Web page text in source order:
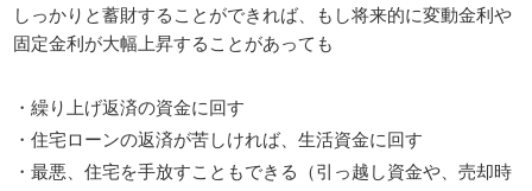
しっかりと蓄財することができれば、もし将来的に変動金利や
固定金利が大幅上昇することがあっても
・繰り上げ返済の資金に回す
・住宅ローンの返済が苦しければ、生活資金に回す
・最悪、住宅を手放すこともできる（引っ越し資金や、売却時